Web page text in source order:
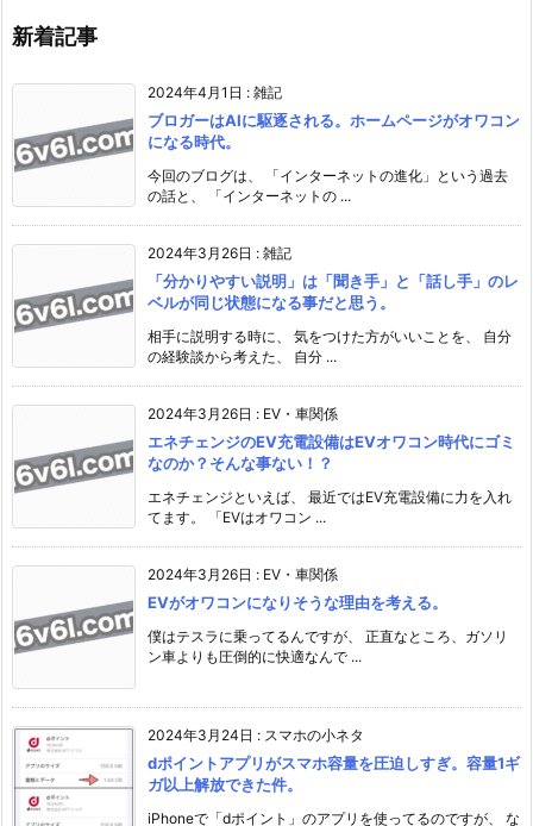
新着記事
2024年4月1日 : 雑記
ブロガーはAIに駆逐される。ホームページがオワコン
になる時代。
今回のブログは、 「インターネットの進化」という過去
の話と、 「インターネットの ...
2024年3月26日 : 雑記
「分かりやすい説明」は「聞き手」と「話し手」のレ
ベルが同じ状態になる事だと思う。
相手に説明する時に、 気をつけた方がいいことを、 自分
の経験談から考えた、 自分 ...
2024年3月26日 : EV・車関係
エネチェンジのEV充電設備はEVオワコン時代にゴミ
なのか？そんな事ない！？
エネチェンジといえば、 最近ではEV充電設備に力を入れ
てます。 「EVはオワコン ...
2024年3月26日 : EV・車関係
EVがオワコンになりそうな理由を考える。
僕はテスラに乗ってるんですが、 正直なところ、ガソリ
ン車よりも圧倒的に快適なんで ...
2024年3月24日 : スマホの小ネタ
dポイントアプリがスマホ容量を圧迫しすぎ。容量1ギ
ガ以上解放できた件。
iPhoneで「dポイント」のアプリを使ってるのですが、 な